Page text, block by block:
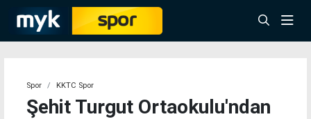
Spor KKTC Spor
Şehit Turgut Ortaokulu'ndan